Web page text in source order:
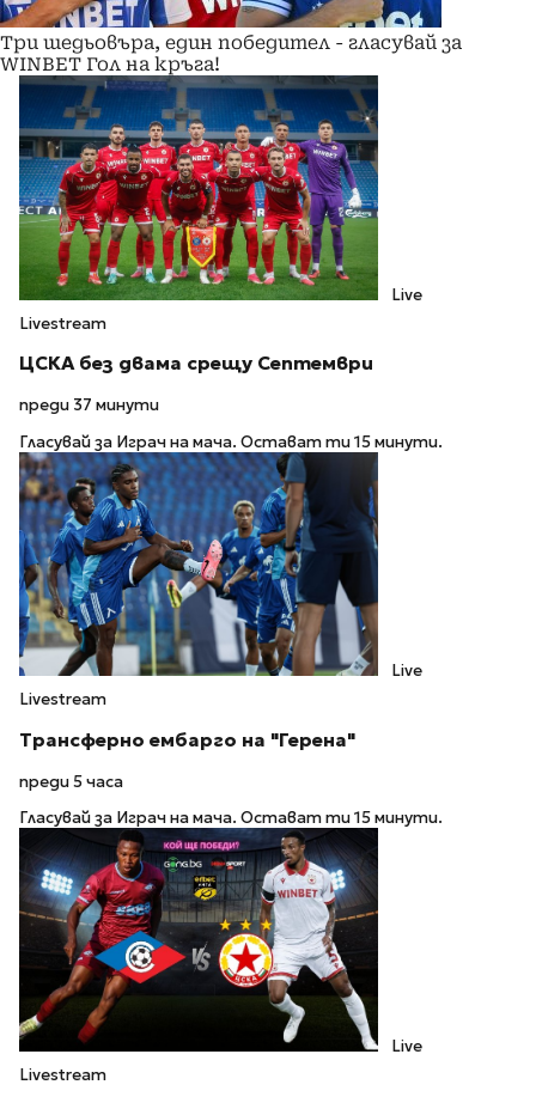
Три шедьовъра, един победител - гласувай за
WINBET Гол на кръга!
Live
Livestream
ЦСКА без двама срещу Септември
преди 37 минути
Гласувай за Играч на мача. Остават ти 15 минути.
Live
Livestream
Трансферно ембарго на "Герена"
преди 5 часа
Гласувай за Играч на мача. Остават ти 15 минути.
Live
Livestream